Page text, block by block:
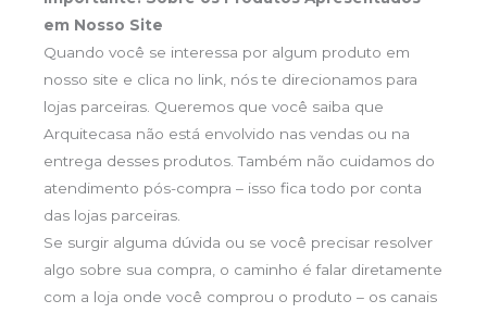
em Nosso Site
Quando você se interessa por algum produto em
nosso site e clica no link, nós te direcionamos para
lojas parceiras. Queremos que você saiba que
Arquitecasa não está envolvido nas vendas ou na
entrega desses produtos. Também não cuidamos do
atendimento pós-compra – isso fica todo por conta
das lojas parceiras.
Se surgir alguma dúvida ou se você precisar resolver
algo sobre sua compra, o caminho é falar diretamente
com a loja onde você comprou o produto – os canais